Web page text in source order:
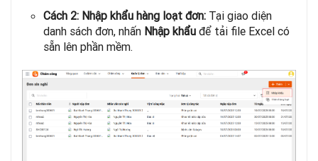
Cách 2: Nhập khẩu hàng loạt đơn: Tại giao diện
danh sách đơn, nhấn Nhập khẩu để tải file Excel có
sẵn lên phần mềm.